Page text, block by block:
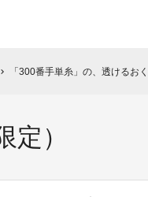
chevron_right 「300番手単糸」の、透けるお
）